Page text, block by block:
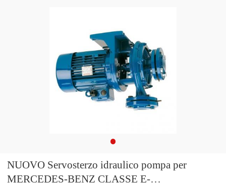
NUOVO Servosterzo idraulico pompa per
MERCEDES-BENZ CLASSE E-